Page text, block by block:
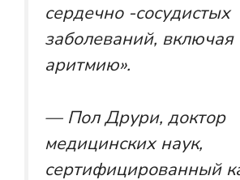
сердечно -сосудистых
заболеваний, включая
аритмию».
— Пол Друри, доктор
медицинских наук,
сертифицированный